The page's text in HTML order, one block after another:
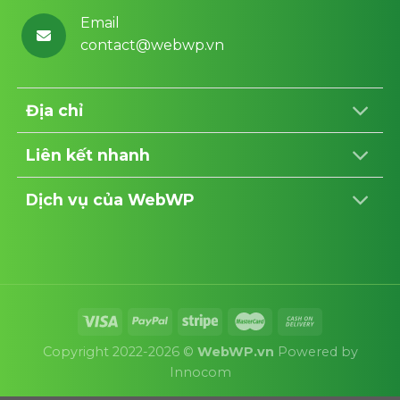
Email
contact@webwp.vn
Địa chỉ
Liên kết nhanh
Dịch vụ của WebWP
Copyright 2022-2026 © WebWP.vn Powered by
Innocom